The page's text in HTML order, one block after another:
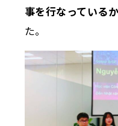
事を行なっているか
た。